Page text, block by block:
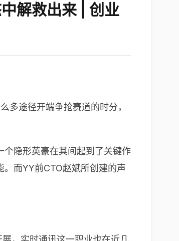
解救出来 | 创业
多途径开端争抢赛道的时分，
隐形英豪在其间起到了关键作
而YY前CTO赵斌所创建的声